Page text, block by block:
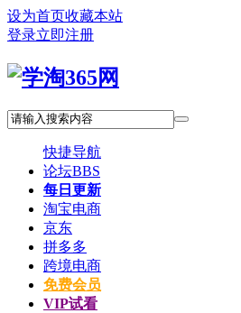
设为首页收藏本站
登录立即注册
快捷导航
论坛BBS
每日更新
淘宝电商
京东
拼多多
跨境电商
免费会员
VIP试看